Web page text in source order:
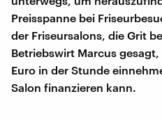
Preisspanne bei
der Friseursalons, die Grit
Betriebswirt Marcus
Euro in der Stunde
Salon finanzieren kann.